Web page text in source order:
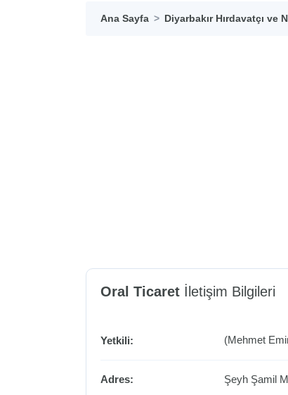
Ana Sayfa Diyarbakır Hırdavatçı ve
Oral Ticaret İletişim Bilgileri
Yetkili: (Mehmet
Adres: Şeyh Şamil